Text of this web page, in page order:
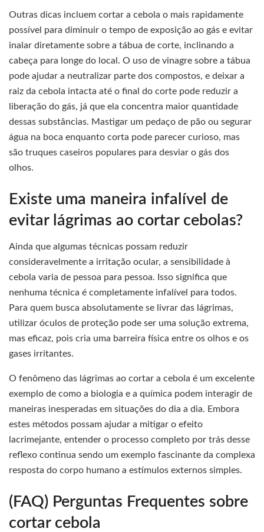
Outras dicas incluem cortar a cebola o mais rapidamente
possível para diminuir o tempo de exposição ao gás e evitar
inalar diretamente sobre a tábua de corte, inclinando a
cabeça para longe do local. O uso de vinagre sobre a tábua
pode ajudar a neutralizar parte dos compostos, e deixar a
raiz da cebola intacta até o final do corte pode reduzir a
liberação do gás, já que ela concentra maior quantidade
dessas substâncias. Mastigar um pedaço de pão ou segurar
água na boca enquanto corta pode parecer curioso, mas
são truques caseiros populares para desviar o gás dos
olhos.
Existe uma maneira infalível de
evitar lágrimas ao cortar cebolas?
Ainda que algumas técnicas possam reduzir
consideravelmente a irritação ocular, a sensibilidade à
cebola varia de pessoa para pessoa. Isso significa que
nenhuma técnica é completamente infalível para todos.
Para quem busca absolutamente se livrar das lágrimas,
utilizar óculos de proteção pode ser uma solução extrema,
mas eficaz, pois cria uma barreira física entre os olhos e os
gases irritantes.
O fenômeno das lágrimas ao cortar a cebola é um excelente
exemplo de como a biologia e a química podem interagir de
maneiras inesperadas em situações do dia a dia. Embora
estes métodos possam ajudar a mitigar o efeito
lacrimejante, entender o processo completo por trás desse
reflexo continua sendo um exemplo fascinante da complexa
resposta do corpo humano a estímulos externos simples.
(FAQ) Perguntas Frequentes sobre
cortar cebola